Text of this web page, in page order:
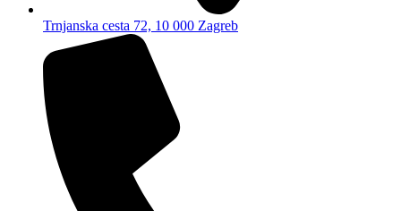
Trnjanska cesta 72, 10 000 Zagreb